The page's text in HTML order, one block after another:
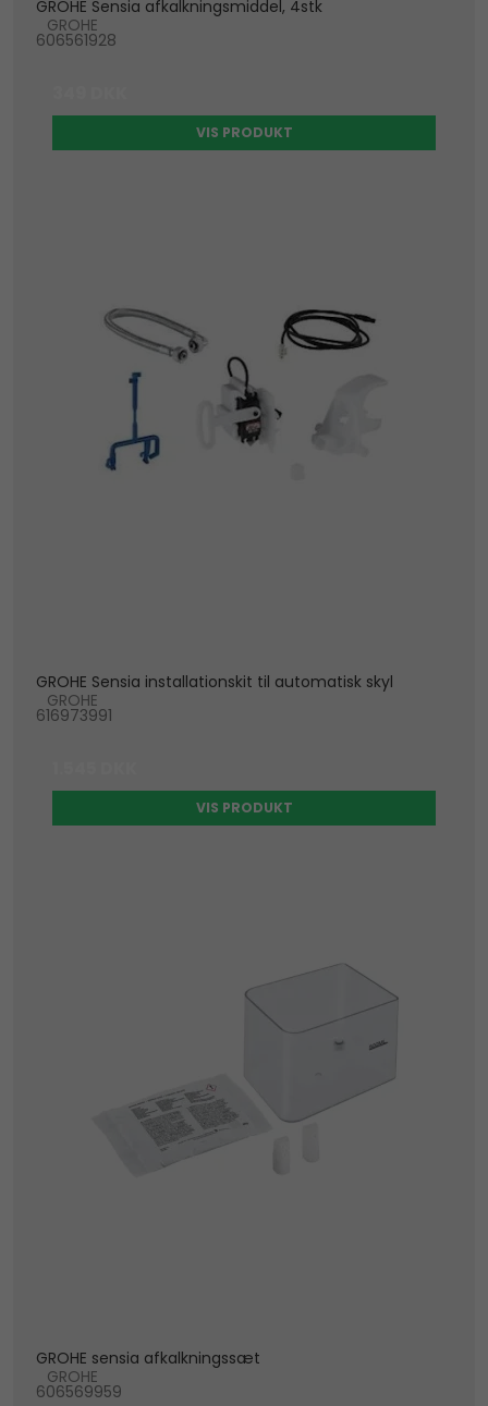
GROHE Sensia afkalkningsmiddel, 4stk
GROHE
606561928
VIS PRODUKT
GROHE Sensia installationskit til automatisk skyl
GROHE
616973991
VIS PRODUKT
GROHE sensia afkalkningssæt
GROHE
606569959